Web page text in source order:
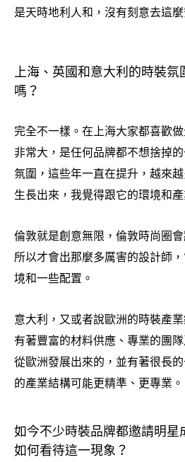
是天時地利人和 ， 沒有刻意去這麼
上海、英國和意大利的時裝
嗎？
完全不一樣。在上海大家都喜歡
非常大 ， 是任何品牌都不想捨掉
氛圍 ， 這些年一直在提升 ， 越來
生長出來 ， 我覺得跟它的環境和
倫敦就是創意無限 ， 倫敦時尚圈
所以才會出那麼多厲害的設計師 ，
境和一些配置。
意大利 ， 又或者說歐洲的時裝產
有著豐富的材料供應、專業的團
從歐洲發展出來的 ， 並有著很長
的產業結構可能更精準、更專業。
如今不少時裝品牌都邀請明星
如何看待這一現象？